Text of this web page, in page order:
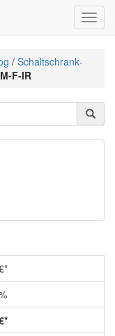
/ Schaltschrank­
F-IR